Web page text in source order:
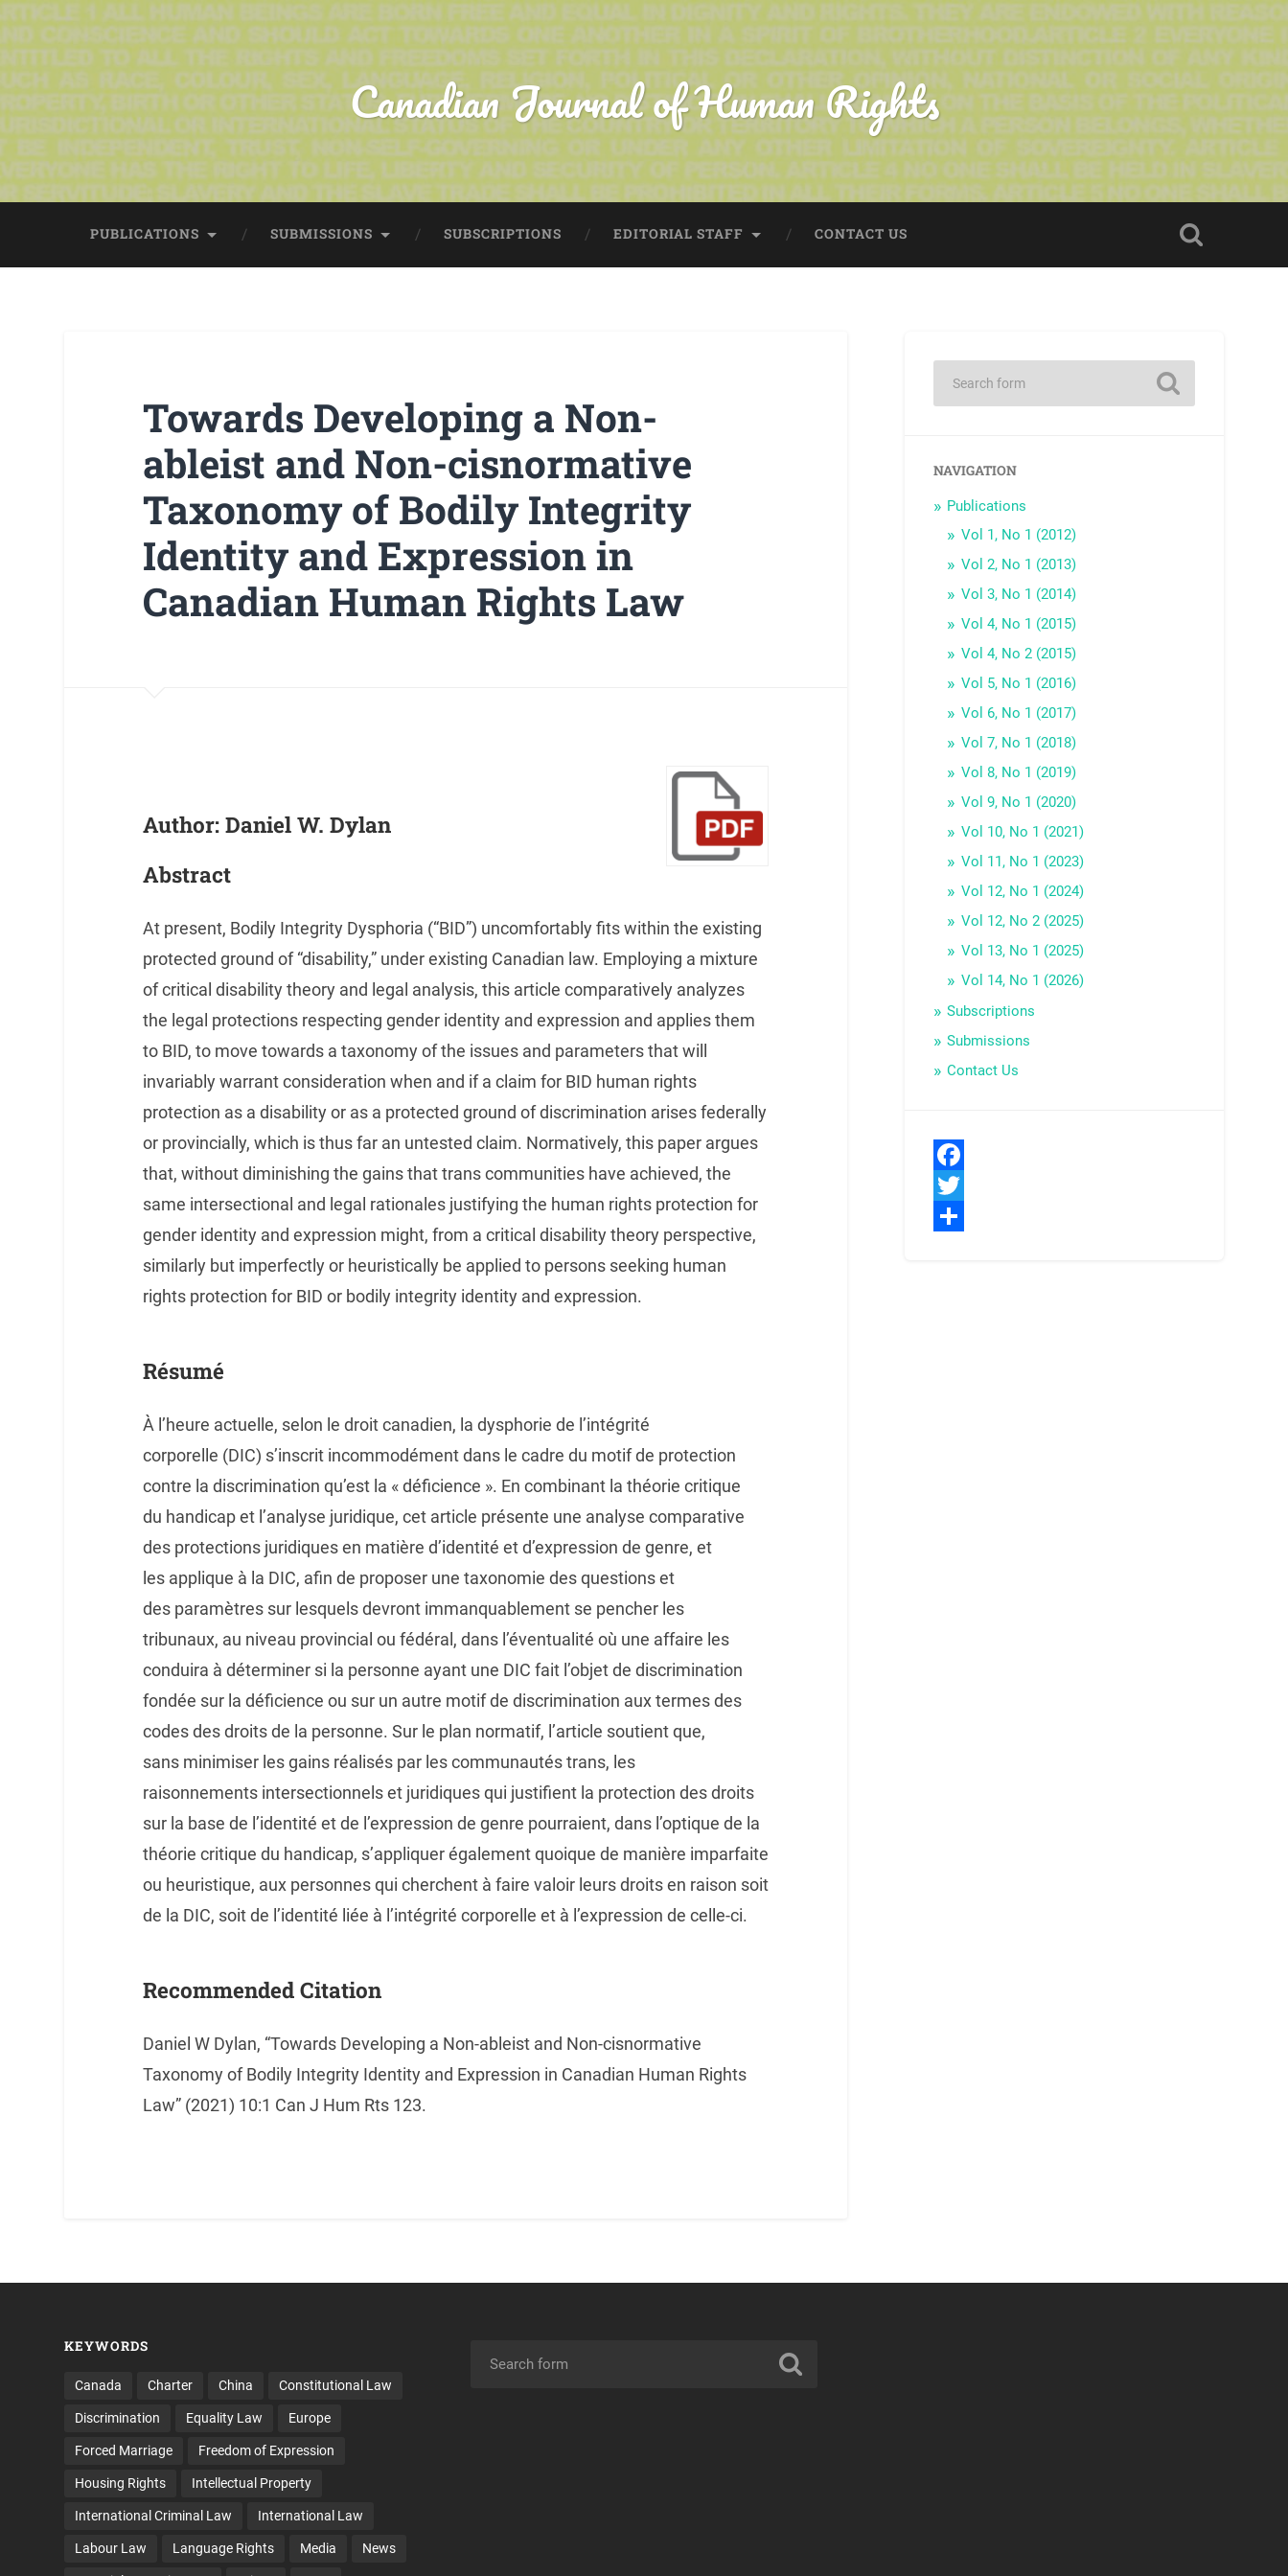
Canadian Journal of Human Rights
PUBLICATIONS SUBMISSIONS SUBSCRIPTIONS EDITORIAL STAFF CONTACT US
Towards Developing a Non-
ableist and Non-cisnormative
Taxonomy of Bodily Integrity
Identity and Expression in
Canadian Human Rights Law
Author: Daniel W. Dylan
Abstract
At present, Bodily Integrity Dysphoria (“BID”) uncomfortably fits within the existing
protected ground of “disability,” under existing Canadian law. Employing a mixture
of critical disability theory and legal analysis, this article comparatively analyzes
the legal protections respecting gender identity and expression and applies them
to BID, to move towards a taxonomy of the issues and parameters that will
invariably warrant consideration when and if a claim for BID human rights
protection as a disability or as a protected ground of discrimination arises federally
or provincially, which is thus far an untested claim. Normatively, this paper argues
that, without diminishing the gains that trans communities have achieved, the
same intersectional and legal rationales justifying the human rights protection for
gender identity and expression might, from a critical disability theory perspective,
similarly but imperfectly or heuristically be applied to persons seeking human
rights protection for BID or bodily integrity identity and expression.
Résumé
À l’heure actuelle, selon le droit canadien, la dysphorie de l’intégrité
corporelle (DIC) s’inscrit incommodément dans le cadre du motif de protection
contre la discrimination qu’est la « déficience ». En combinant la théorie critique
du handicap et l’analyse juridique, cet article présente une analyse comparative
des protections juridiques en matière d’identité et d’expression de genre, et
les applique à la DIC, afin de proposer une taxonomie des questions et
des paramètres sur lesquels devront immanquablement se pencher les
tribunaux, au niveau provincial ou fédéral, dans l’éventualité où une affaire les
conduira à déterminer si la personne ayant une DIC fait l’objet de discrimination
fondée sur la déficience ou sur un autre motif de discrimination aux termes des
codes des droits de la personne. Sur le plan normatif, l’article soutient que,
sans minimiser les gains réalisés par les communautés trans, les
raisonnements intersectionnels et juridiques qui justifient la protection des droits
sur la base de l’identité et de l’expression de genre pourraient, dans l’optique de la
théorie critique du handicap, s’appliquer également quoique de manière imparfaite
ou heuristique, aux personnes qui cherchent à faire valoir leurs droits en raison soit
de la DIC, soit de l’identité liée à l’intégrité corporelle et à l’expression de celle-ci.
Recommended Citation
Daniel W Dylan, “Towards Developing a Non-ableist and Non-cisnormative
Taxonomy of Bodily Integrity Identity and Expression in Canadian Human Rights
Law” (2021) 10:1 Can J Hum Rts 123.
NAVIGATION
Publications
Vol 1, No 1 (2012)
Vol 2, No 1 (2013)
Vol 3, No 1 (2014)
Vol 4, No 1 (2015)
Vol 4, No 2 (2015)
Vol 5, No 1 (2016)
Vol 6, No 1 (2017)
Vol 7, No 1 (2018)
Vol 8, No 1 (2019)
Vol 9, No 1 (2020)
Vol 10, No 1 (2021)
Vol 11, No 1 (2023)
Vol 12, No 1 (2024)
Vol 12, No 2 (2025)
Vol 13, No 1 (2025)
Vol 14, No 1 (2026)
Subscriptions
Submissions
Contact Us
Facebook
Twitter
KEYWORDS
Canada Charter China Constitutional Law
Discrimination Equality Law Europe
Forced Marriage Freedom of Expression
Housing Rights Intellectual Property
International Criminal Law International Law
Labour Law Language Rights Media News